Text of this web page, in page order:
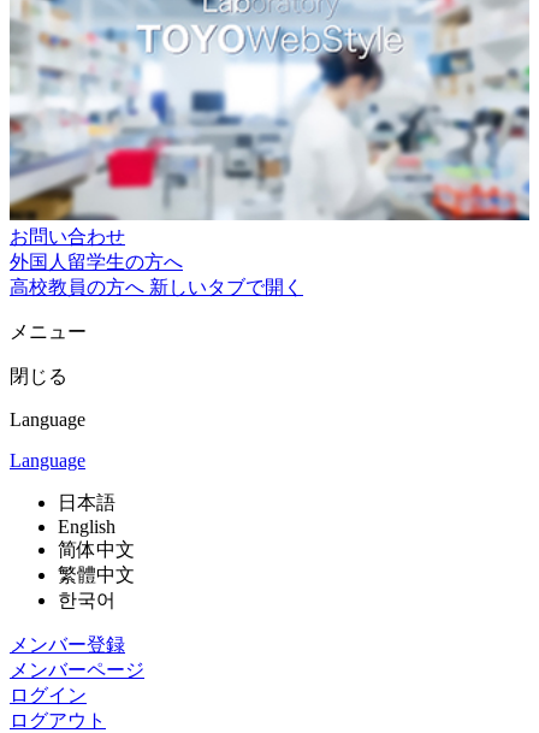
お問い合わせ
外国人留学生の方へ
高校教員の方へ 新しいタブで開く
メニュー
閉じる
Language
Language
日本語
English
简体中文
繁體中文
한국어
メンバー登録
メンバーページ
ログイン
ログアウト